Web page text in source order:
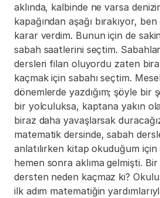
aklında, kalbinde ne varsa
kapağından aşağı bırakıyor,
karar verdim. Bunun için de
sabah saatlerini seçtim.
dersleri filan oluyordu zaten
kaçmak için sabahı seçtim.
dönemlerde yazdığım; şöyle bir
bir yolculuksa, kaptana yakın
biraz daha yavaşlarsak
matematik dersinde, sabah
anlatılırken kitap okuduğum için
hemen sonra aklıma gelmişti.
dersten neden kaçmaz ki?
ilk adım matematiğin